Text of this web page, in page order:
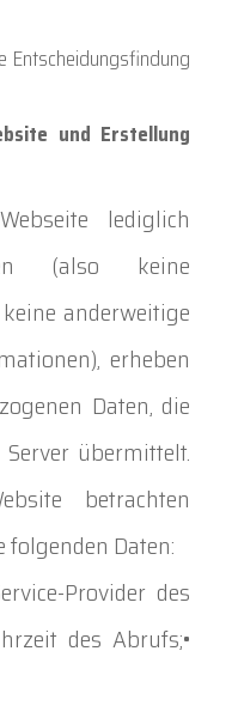
Entscheidungsfindung
und Erstellung
lediglich
(also keine
anderweitige
erheben
Daten, die
übermittelt.
betrachten
Daten:
Provider des
des Abrufs;•